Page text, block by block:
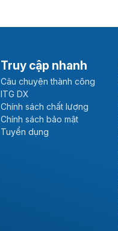
Truy cập nhanh
Câu chuyện thành công
ITG DX
Chính sách chất lượng
Chính sách bảo mật
Tuyển dụng